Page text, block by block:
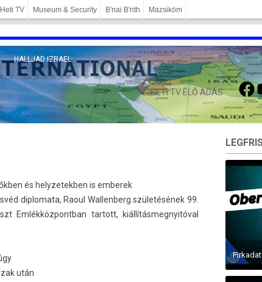
Heti TV Museum & Security B'nai B'rith Mazsiköm
HALLJAD IZRAEL
HETI TV ÉLŐ ADÁS
és helyzetekb­en is em­berek
di­plomata, Raoul Wal­lenberg születésének 99.
Em­lék­központban tar­tott, kiál­lítás­megnyitóv­al
után